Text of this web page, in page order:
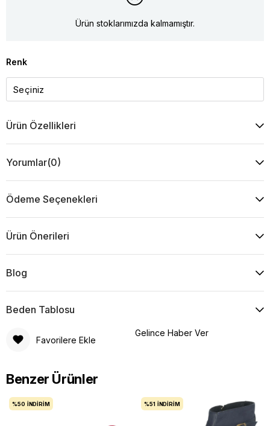
Ürün stoklarımızda kalmamıştır.
Renk
Ürün Özellikleri
Yorumlar(0)
Ödeme Seçenekleri
Ürün Önerileri
Blog
Beden Tablosu
Favorilere Ekle
Gelince Haber Ver
Benzer Ürünler
%50 İNDIRIM %51 İNDIRIM